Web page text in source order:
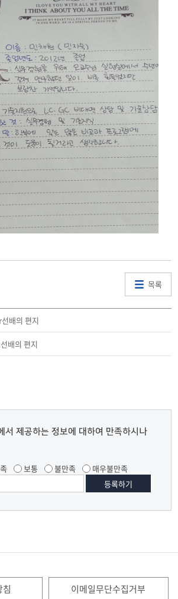
목록
배의 편지
배의 편지
서 제공하는 정보에 대하여 만족하시나
보통 불만족 매우불만족
이메일무단수집거부